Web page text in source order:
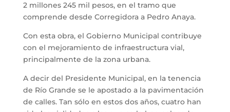
2 millones 245 mil pesos, en el tramo que
comprende desde Corregidora a Pedro Anaya.
Con esta obra, el Gobierno Municipal contribuye
con el mejoramiento de infraestructura vial,
principalmente de la zona urbana.
A decir del Presidente Municipal, en la tenencia
de Río Grande se le apostado a la pavimentación
de calles. Tan sólo en estos dos años, cuatro han